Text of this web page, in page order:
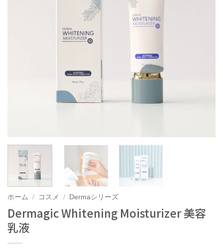
ホーム / コスメ / Dermaシリーズ
Dermagic Whitening Moisturizer 美容
乳液